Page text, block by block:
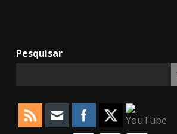
Pesquisar